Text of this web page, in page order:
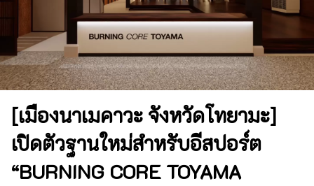
[เมืองนาเมคาวะ จังหวัดโทยามะ]
เปิดตัวฐานใหม่สำหรับอีสปอร์ต
“BURNING CORE TOYAMA